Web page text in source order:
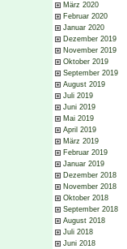
März 2020
Februar 2020
Januar 2020
Dezember 2019
November 2019
Oktober 2019
September 2019
August 2019
Juli 2019
Juni 2019
Mai 2019
April 2019
März 2019
Februar 2019
Januar 2019
Dezember 2018
November 2018
Oktober 2018
September 2018
August 2018
Juli 2018
Juni 2018